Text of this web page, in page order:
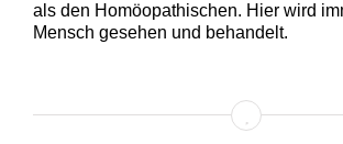
als den Homöopathischen. Hier wird
Mensch gesehen und behandelt.